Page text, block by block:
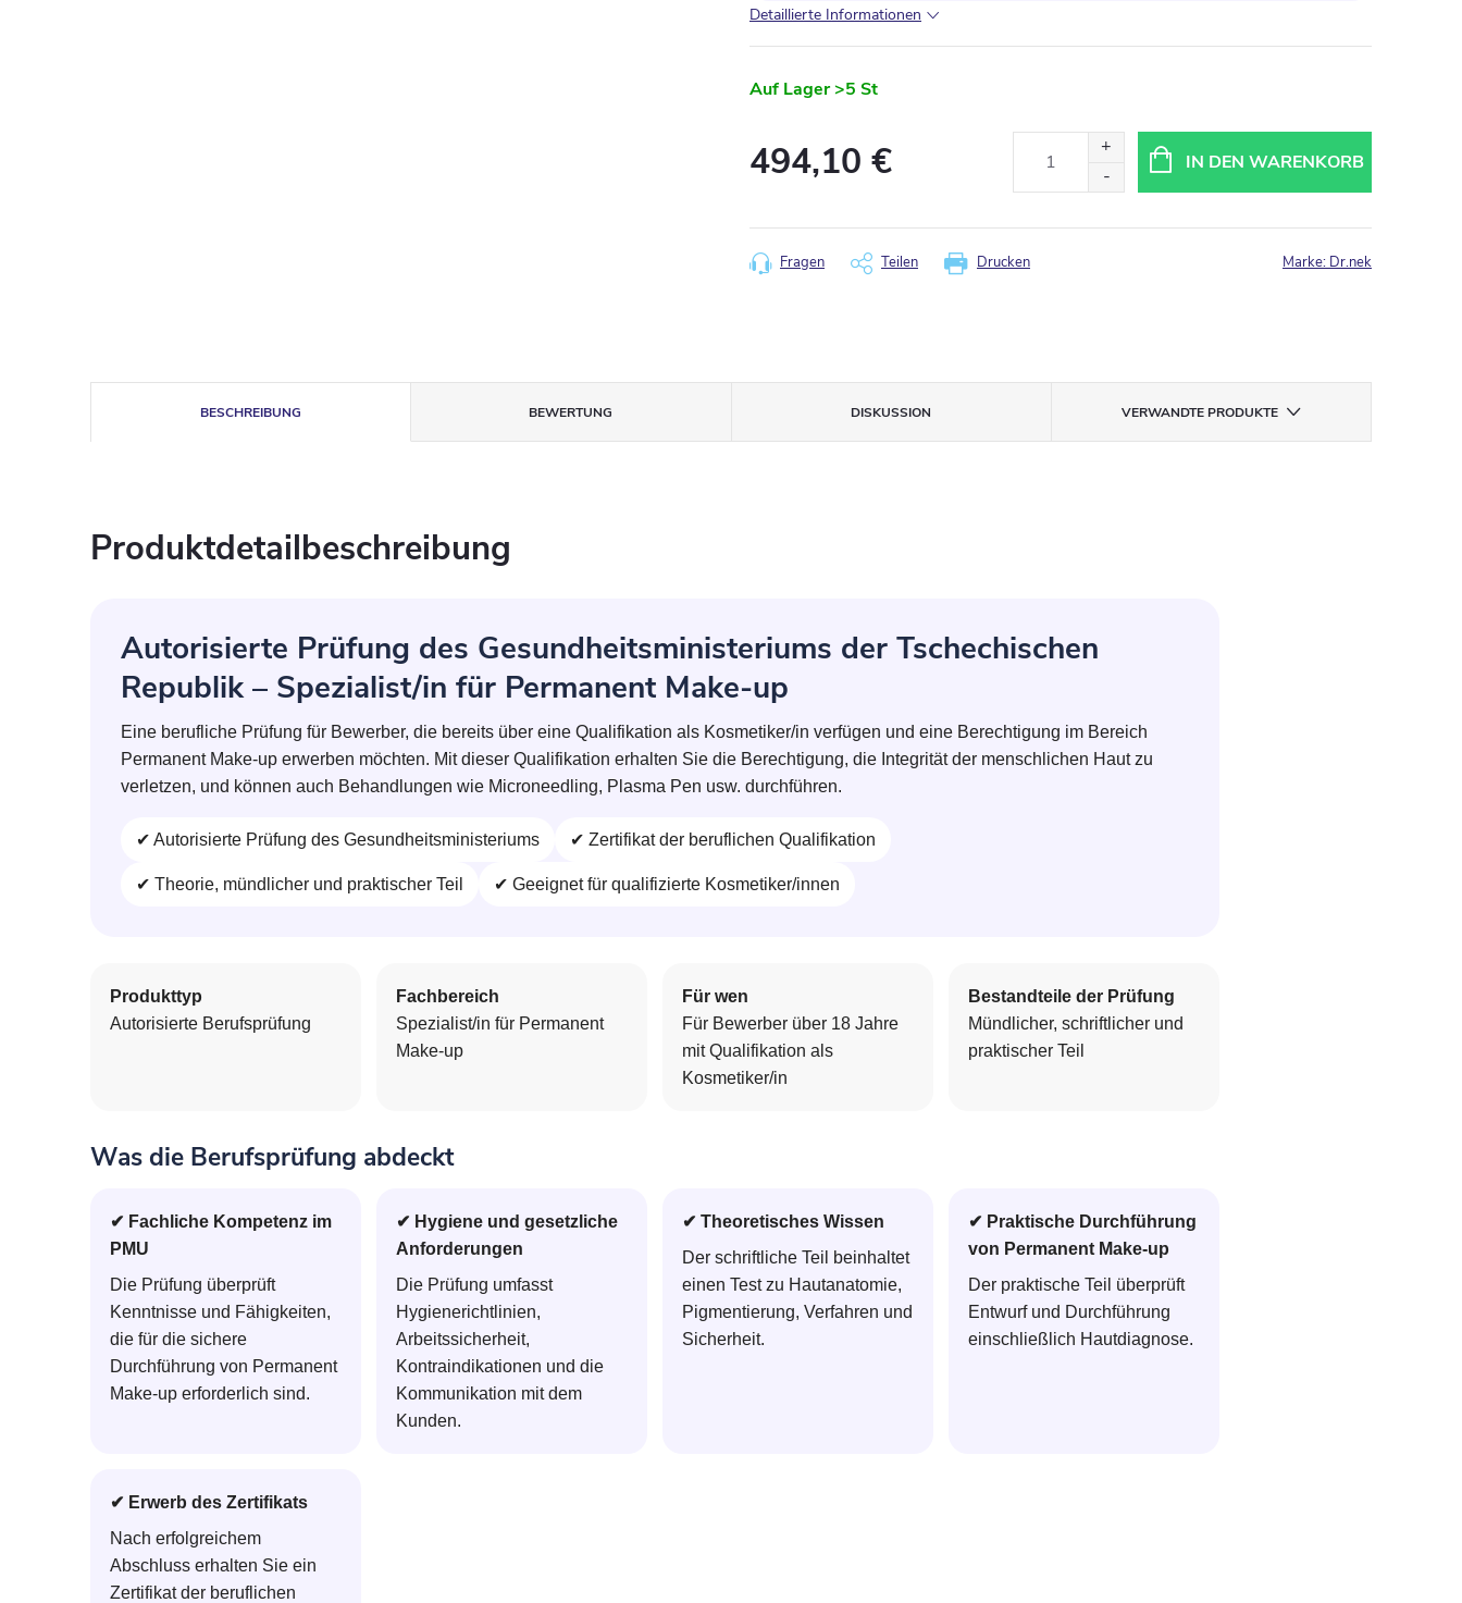
Detaillierte Informationen
Auf Lager>5 St
494,10 € IN DEN WARENKORB
Drucken
Fragen Teilen Marke: Dr.nek
BESCHREIBUNG BEWERTUNG DISKUSSION VERWANDTE PRODUKTE
Produktdetailbeschreibung
Autorisierte Prüfung des Gesundheitsministeriums der Tschechischen
Republik – Spezialist/in für Permanent Make-up
Eine berufliche Prüfung für Bewerber, die bereits über eine Qualifikation als Kosmetiker/in verfügen und eine Berechtigung im Bereich
Permanent Make-up erwerben möchten. Mit dieser Qualifikation erhalten Sie die Berechtigung, die Integrität der menschlichen Haut zu
verletzen, und können auch Behandlungen wie Microneedling, Plasma Pen usw. durchführen.
✔ Autorisierte Prüfung des Gesundheitsministeriums ✔ Zertifikat der beruflichen Qualifikation
✔ Theorie, mündlicher und praktischer Teil ✔ Geeignet für qualifizierte Kosmetiker/innen
Produkttyp
Autorisierte Berufsprüfung
Fachbereich
Spezialist/in für Permanent
Make-up
Für wen
Für Bewerber über 18 Jahre
mit Qualifikation als
Kosmetiker/in
Bestandteile der Prüfung
Mündlicher, schriftlicher und
praktischer Teil
Was die Berufsprüfung abdeckt
✔ Fachliche Kompetenz im
PMU
Die Prüfung überprüft
Kenntnisse und Fähigkeiten,
die für die sichere
Durchführung von Permanent
Make-up erforderlich sind.
✔ Hygiene und gesetzliche
Anforderungen
Die Prüfung umfasst
Hygienerichtlinien,
Arbeitssicherheit,
Kontraindikationen und die
Kommunikation mit dem
Kunden.
✔ Theoretisches Wissen
Der schriftliche Teil beinhaltet
einen Test zu Hautanatomie,
Pigmentierung, Verfahren und
Sicherheit.
✔ Praktische Durchführung
von Permanent Make-up
Der praktische Teil überprüft
Entwurf und Durchführung
einschließlich Hautdiagnose.
✔ Erwerb des Zertifikats
Nach erfolgreichem
Abschluss erhalten Sie ein
Zertifikat der beruflichen